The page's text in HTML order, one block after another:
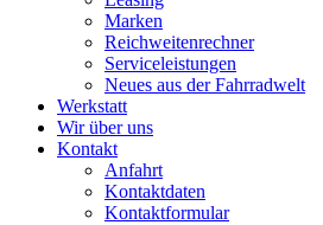
Marken
Reichweitenrechner
Serviceleistungen
Neues aus der Fahrradwelt
Werkstatt
Wir über uns
Kontakt
Anfahrt
Kontaktdaten
Kontaktformular